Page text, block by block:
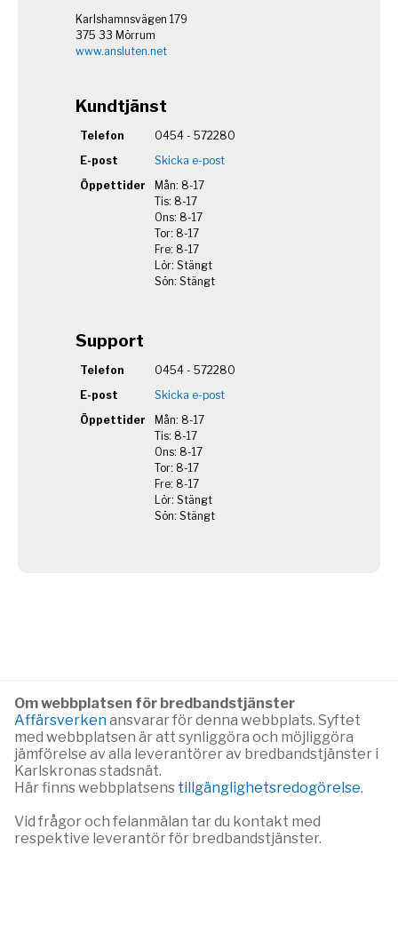
Karlshamnsvägen 179
375 33 Mörrum
www.ansluten.net
Kundtjänst
Telefon
0454 - 572280
E-post
Skicka e-post
Öppettider
Mån: 8-17
Tis: 8-17
Ons: 8-17
Tor: 8-17
Fre: 8-17
Lör: Stängt
Sön: Stängt
Support
Telefon
0454 - 572280
E-post
Skicka e-post
Öppettider
Mån: 8-17
Tis: 8-17
Ons: 8-17
Tor: 8-17
Fre: 8-17
Lör: Stängt
Sön: Stängt
Om webbplatsen för bredbandstjänster
Affärsverkenansvarar för denna webbplats. Syftet
med webbplatsen är att synliggöra och möjliggöra
jämförelse av alla leverantörer av bredbandstjänster i
Karlskronas stadsnät.
Här finns webbplatsens tillgänglighetsredogörelse.
Vid frågor och felanmälan tar du kontakt med
respektive leverantör för bredbandstjänster.